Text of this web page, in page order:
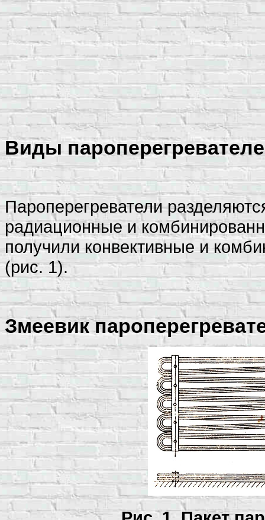
Виды
Пароперегреватели
радиационные и
получили конвективные и
(рис. 1).
Змеевик